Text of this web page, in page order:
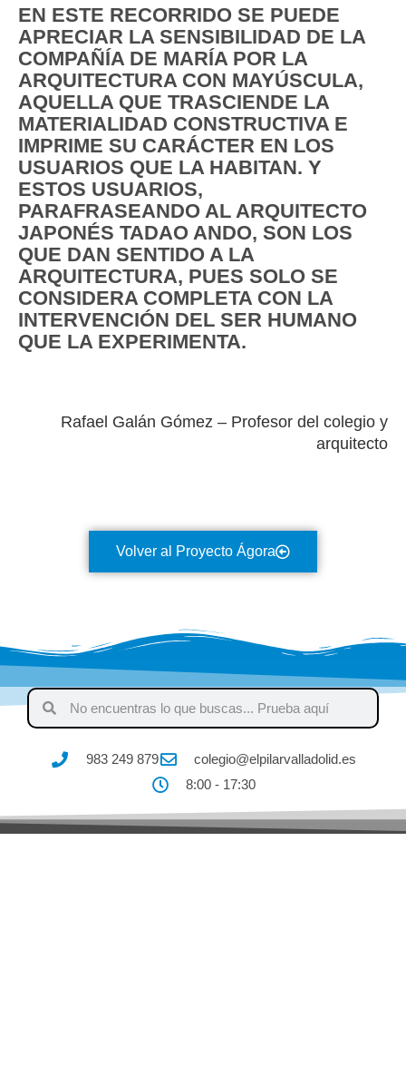
EN ESTE RECORRIDO SE PUEDE
APRECIAR LA SENSIBILIDAD DE LA
COMPAÑÍA DE MARÍA POR LA
ARQUITECTURA CON MAYÚSCULA,
AQUELLA QUE TRASCIENDE LA
MATERIALIDAD CONSTRUCTIVA E
IMPRIME SU CARÁCTER EN LOS
USUARIOS QUE LA HABITAN. Y
ESTOS USUARIOS,
PARAFRASEANDO AL ARQUITECTO
JAPONÉS TADAO ANDO, SON LOS
QUE DAN SENTIDO A LA
ARQUITECTURA, PUES SOLO SE
CONSIDERA COMPLETA CON LA
INTERVENCIÓN DEL SER HUMANO
QUE LA EXPERIMENTA.
Rafael Galán Gómez – Profesor del colegio y
arquitecto
Volver al Proyecto Ágora
983 249 879
colegio@elpilarvalladolid.es
8:00 - 17:30